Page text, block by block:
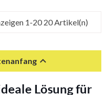
1-20 20 Artikel(n)

Lösung für